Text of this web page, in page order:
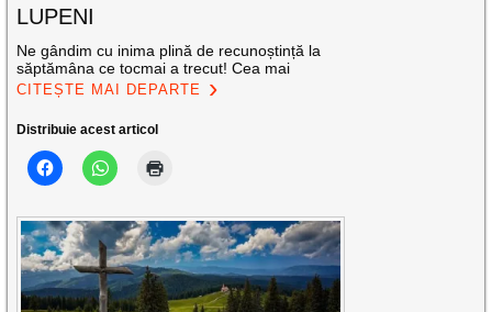
LUPENI
Ne gândim cu inima plină de recunoștință la
săptămâna ce tocmai a trecut! Cea mai
CITEȘTE MAI DEPARTE
Distribuie acest articol